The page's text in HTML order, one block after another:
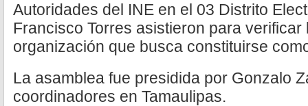
Autoridades del INE en el 03 Distrito
Francisco Torres asistieron para
organización que busca constituirse
La asamblea fue presidida por Gonzalo
coordinadores en Tamaulipas.